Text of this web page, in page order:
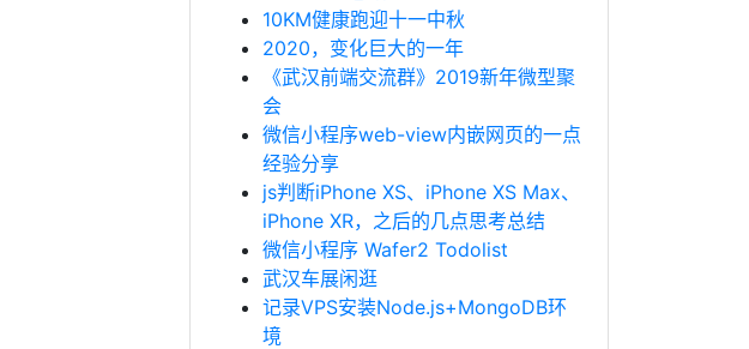
10KM健康跑迎十一中秋
2020，变化巨大的一年
《武汉前端交流群》2019新年微型聚
会
微信小程序web-view内嵌网页的一点
经验分享
js判断iPhone XS、iPhone XS Max、
iPhone XR，之后的几点思考总结
微信小程序 Wafer2 Todolist
武汉车展闲逛
记录VPS安装Node.js+MongoDB环
境